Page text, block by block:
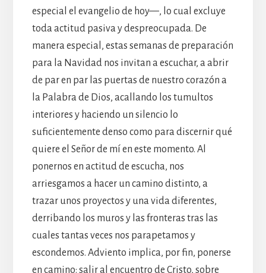
especial el evangelio de hoy—, lo cual excluye
toda actitud pasiva y despreocupada. De
manera especial, estas semanas de preparación
para la Navidad nos invitan a escuchar, a abrir
de par en par las puertas de nuestro corazón a
la Palabra de Dios, acallando los tumultos
interiores y haciendo un silencio lo
suficientemente denso como para discernir qué
quiere el Señor de mí en este momento. Al
ponernos en actitud de escucha, nos
arriesgamos a hacer un camino distinto, a
trazar unos proyectos y una vida diferentes,
derribando los muros y las fronteras tras las
cuales tantas veces nos parapetamos y
escondemos. Adviento implica, por fin, ponerse
en camino: salir al encuentro de Cristo, sobre